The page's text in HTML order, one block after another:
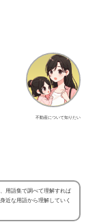
不動産について知りたい
用語集で調べて理解すれば
近な用語から理解していく